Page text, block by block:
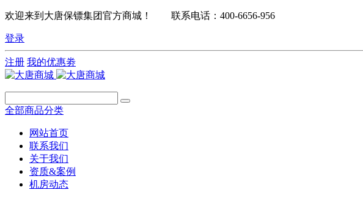
欢迎来到大唐保镖集团官方商城！ 联系电话：400-6656-956
登录
注册 我的优惠劵
全部商品分类
网站首页
联系我们
关于我们
资质&案例
机房动态